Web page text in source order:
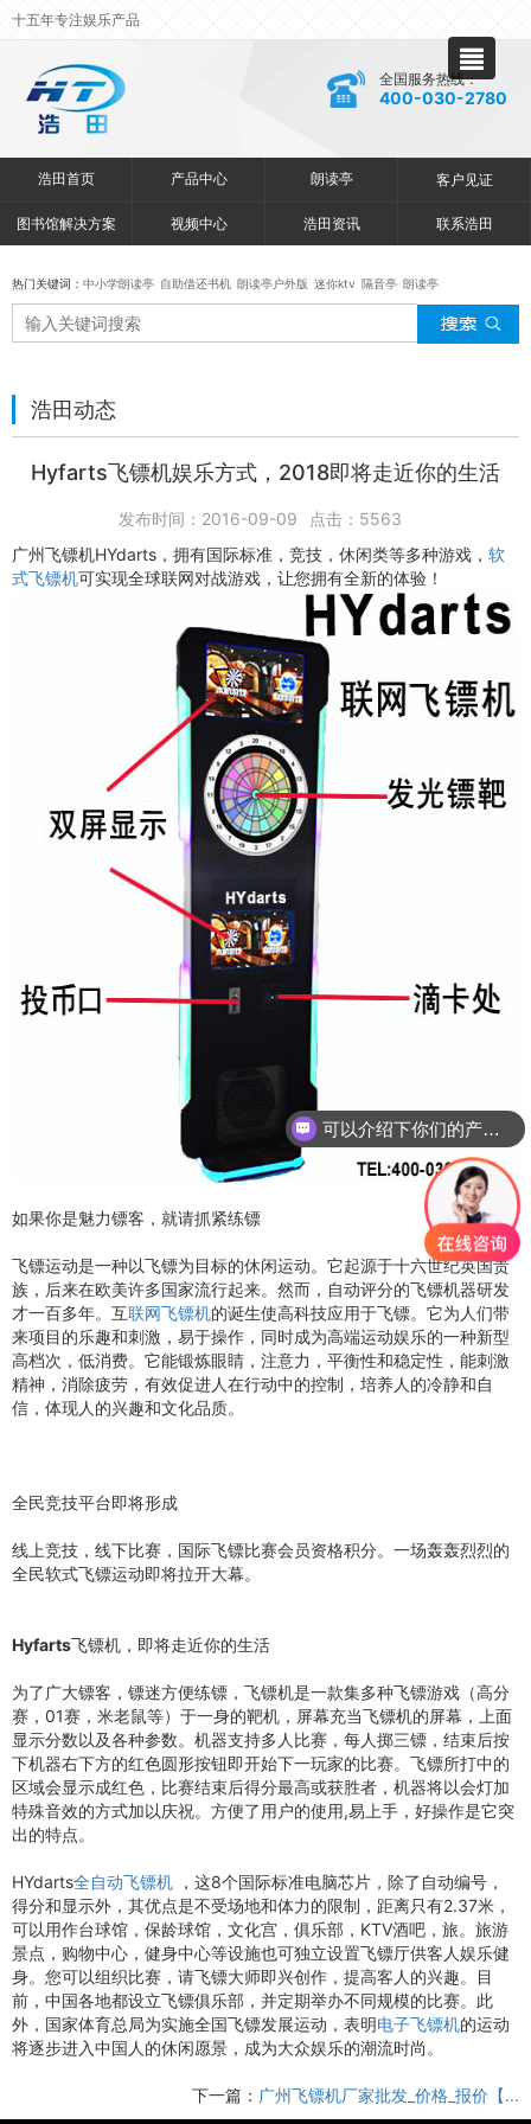
十五年专注娱乐产品
全国服务热线：
400-030-2780
浩田首页 产品中心 朗读亭 客户见证
图书馆解决方案 视频中心 浩田资讯 联系浩田
热门关键词： 中小学朗读亭 自助借还书机 朗读亭户外版 迷你ktv 隔音亭 朗读亭
浩田动态
Hyfarts飞镖机娱乐方式，2018即将走近你的生活
发布时间：2016-09-09 点击： 5563
广州飞镖机HYdarts，拥有国际标准，竞技，休闲类等多种游戏， 软
式飞镖机可实现全球联网对战游戏，让您拥有全新的体验！
如果你是魅力镖客，就请抓紧练镖
飞镖运动是一种以飞镖为目标的休闲运动。它起源于十六世纪英国贵
族，后来在欧美许多国家流行起来。然而，自动评分的飞镖机器研发
才一百多年。互联网飞镖机的诞生使高科技应用于飞镖。它为人们带
来项目的乐趣和刺激，易于操作，同时成为高端运动娱乐的一种新型
高档次，低消费。它能锻炼眼睛，注意力，平衡性和稳定性，能刺激
精神，消除疲劳，有效促进人在行动中的控制，培养人的冷静和自
信，体现人的兴趣和文化品质。
全民竞技平台即将形成
线上竞技，线下比赛，国际飞镖比赛会员资格积分。一场轰轰烈烈的
全民软式飞镖运动即将拉开大幕。
Hyfarts飞镖机，即将走近你的生活
为了广大镖客，镖迷方便练镖，飞镖机是一款集多种飞镖游戏（高分
赛，01赛，米老鼠等）于一身的靶机，屏幕充当飞镖机的屏幕，上面
显示分数以及各种参数。机器支持多人比赛，每人掷三镖，结束后按
下机器右下方的红色圆形按钮即开始下一玩家的比赛。飞镖所打中的
区域会显示成红色，比赛结束后得分最高或获胜者，机器将以会灯加
特殊音效的方式加以庆祝。方便了用户的使用,易上手，好操作是它突
出的特点。
HYdarts全自动飞镖机 ，这8个国际标准电脑芯片，除了自动编号，
得分和显示外，其优点是不受场地和体力的限制，距离只有2.37米，
可以用作台球馆，保龄球馆，文化宫，俱乐部，KTV酒吧，旅。旅游
景点，购物中心，健身中心等设施也可独立设置飞镖厅供客人娱乐健
身。您可以组织比赛，请飞镖大师即兴创作，提高客人的兴趣。目
前，中国各地都设立飞镖俱乐部，并定期举办不同规模的比赛。此
外，国家体育总局为实施全国飞镖发展运动，表明电子飞镖机的运动
将逐步进入中国人的休闲愿景，成为大众娱乐的潮流时尚。
下一篇： 广州飞镖机厂家批发_价格_报价【...
可以介绍下你们的产品么？